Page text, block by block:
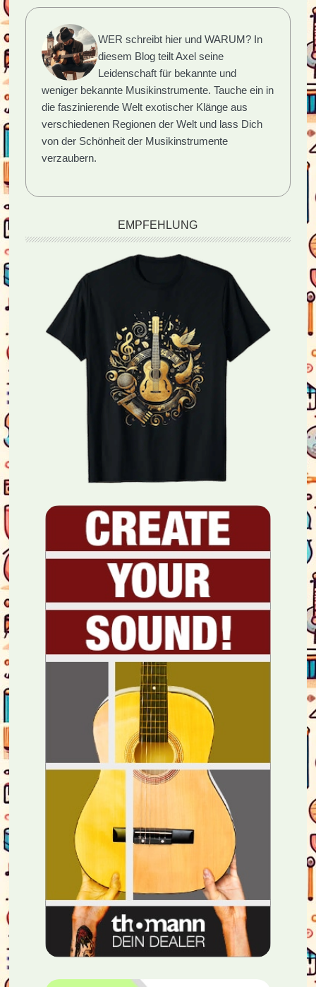
WER schreibt hier und WARUM? In
diesem Blog teilt Axel seine
Leidenschaft für bekannte und
weniger bekannte Musikinstrumente. Tauche ein in
die faszinierende Welt exotischer Klänge aus
verschiedenen Regionen der Welt und lass Dich
von der Schönheit der Musikinstrumente
verzaubern.
EMPFEHLUNG